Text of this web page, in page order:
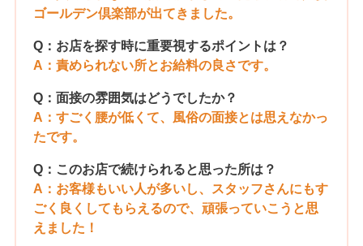
ゴールデン倶楽部が出てきました。
Q：お店を探す時に重要視するポイントは？
A：責められない所とお給料の良さです。
Q：面接の雰囲気はどうでしたか？
A：すごく腰が低くて、風俗の面接とは思えなかっ
たです。
Q：このお店で続けられると思った所は？
A：お客様もいい人が多いし、スタッフさんにもす
ごく良くしてもらえるので、頑張っていこうと思
えました！